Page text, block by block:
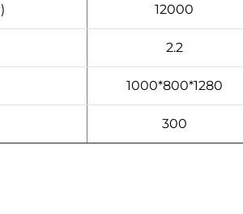
12000
2.2
1000*800*1280
300